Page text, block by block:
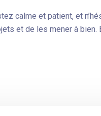
calme et patient, et
et de les mener à